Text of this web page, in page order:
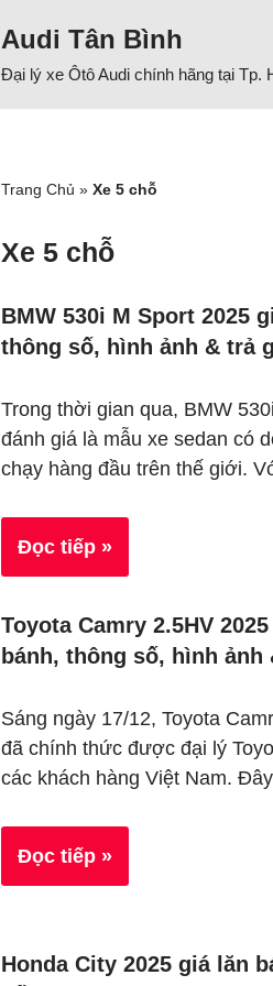
Audi Tân Bình
Đại lý xe Ôtô Audi chính hãng tại Tp.
Trang Chủ » Xe 5 chỗ
Xe 5 chỗ
BMW 530i M Sport 2025
thông số, hình ảnh & trả
Trong thời gian qua, BMW
đánh giá là mẫu xe sedan có
chạy hàng đầu trên thế giới.
Đọc tiếp »
Toyota Camry 2.5HV
bánh, thông số, hình ảnh
Sáng ngày 17/12, Toyota
đã chính thức được đại lý
các khách hàng Việt Nam.
Đọc tiếp »
Honda City 2025 giá lăn